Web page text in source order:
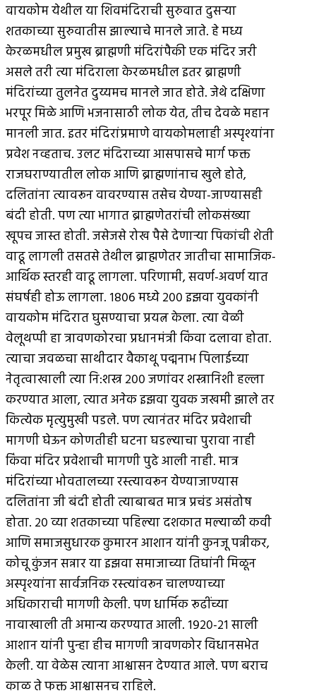
वायकोम येथील या शिवमंदिराची सुरुवात दुसर्‍या
शतकाच्या सुरुवातीस झाल्याचे मानले जाते. हे मध्य
केरळमधील प्रमुख ब्राह्मणी मंदिरांपैकी एक मंदिर जरी
असले तरी त्या मंदिराला केरळमधील इतर ब्राह्मणी
मंदिरांच्या तुलनेत दुय्यमच मानले जात होते. जेथे दक्षिणा
भरपूर मिळे आणि भजनासाठी लोक येत, तीच देवळे महान
मानली जात. इतर मंदिरांप्रमाणे वायकोमलाही अस्पृश्यांना
प्रवेश नव्हताच. उलट मंदिराच्या आसपासचे मार्ग फक्त
राजघराण्यातील लोक आणि ब्राह्मणांनाच खुले होते,
दलितांना त्यावरून वावरण्यास तसेच येण्या-जाण्यासही
बंदी होती. पण त्या भागात ब्राह्मणेतरांची लोकसंख्या
खूपच जास्त होती. जसेजसे रोख पैसे देणार्‍या पिकांची शेती
वाढू लागली तसतसे तेथील ब्राह्मणेतर जातीचा सामाजिक-
आर्थिक स्तरही वाढू लागला. परिणामी, सवर्ण-अवर्ण यात
संघर्षही होऊ लागला. १८०६ मध्ये २०० इझवा युवकांनी
वायकोम मंदिरात घुसण्याचा प्रयत्न केला. त्या वेळी
वेलूथप्पी हा त्रावणकोरचा प्रधानमंत्री किंवा दलावा होता.
त्याचा जवळचा साथीदार वैकाथू पद्मनाभ पिलाईच्या
नेतृत्वाखाली त्या नि:शस्त्र २०० जणांवर शस्त्रानिशी हल्ला
करण्यात आला, त्यात अनेक इझवा युवक जखमी झाले तर
कित्येक मृत्युमुखी पडले. पण त्यानंतर मंदिर प्रवेशाची
मागणी घेऊन कोणतीही घटना घडल्याचा पुरावा नाही
किंवा मंदिर प्रवेशाची मागणी पुढे आली नाही. मात्र
मंदिरांच्या भोवतालच्या रस्त्यावरून येण्याजाण्यास
दलितांना जी बंदी होती त्याबाबत मात्र प्रचंड असंतोष
होता. २० व्या शतकाच्या पहिल्या दशकात मल्याळी कवी
आणि समाजसुधारक कुमारन आशान यांनी कुनजू पन्नीकर,
कोचू कुंजन सन्नार या इझवा समाजाच्या तिघांनी मिळून
अस्पृश्यांना सार्वजनिक रस्त्यांवरून चालण्याच्या
अधिकाराची मागणी केली. पण धार्मिक रूढींच्या
नावाखाली ती अमान्य करण्यात आली. १९२०-२१ साली
आशान यांनी पुन्हा हीच मागणी त्रावणकोर विधानसभेत
केली. या वेळेस त्याना आश्वासन देण्यात आले. पण बराच
काळ ते फक्त आश्वासनच राहिले.